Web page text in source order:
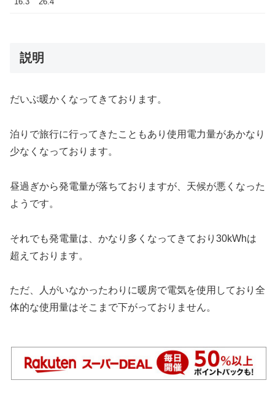
説明
だいぶ暖かくなってきております。
泊りで旅行に行ってきたこともあり使用電力量があかなり
少なくなっております。
昼過ぎから発電量が落ちておりますが、天候が悪くなった
ようです。
それでも発電量は、かなり多くなってきており30kWhは
超えております。
ただ、人がいなかったわりに暖房で電気を使用しており全
体的な使用量はそこまで下がっておりません。